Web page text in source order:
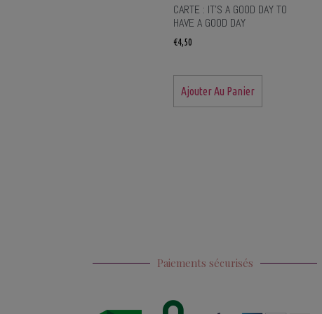
CARTE : IT’S A GOOD DAY TO
HAVE A GOOD DAY
€4,50
Ajouter Au Panier
Paiements sécurisés